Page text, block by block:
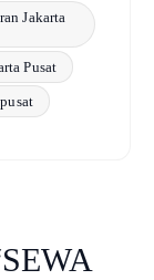
Jakarta
Pusat
SEWA